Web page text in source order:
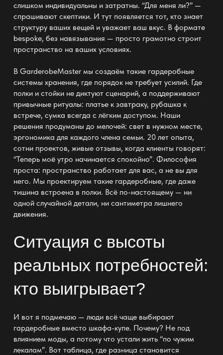
слишком индивидуальны и затратны. “Для меня ли?” —
спрашивают скептики. И тут появляется тот, кто знает
структуру ваших вещей и уважает ваш вкус. В формате
bespoke, без навязывания — просто грамотно строит
пространство на ваших условиях.
В GarderobeMaster мы создаём такие гардеробные
системы хранения, где порядок не требует усилий. Где
полки и стойкине диктуют сценарий, а поддерживают
привычные ритуалы: платье к завтраку, рубашка к
встрече, сумка всегда с лёгким доступом. Наши
решения продуманы до мелочей: свет в нужном месте,
эргономика для каждого члена семьи. 20 лет опыта,
сотни проектов, живые отзывы, когда клиенты говорят:
“Теперь моё утро начинается спокойно”. Философия
проста: пространство работает для вас, а не вы для
него. Мы проектируем такие гардеробные, где даже
тишина встроена в полки. Всё по-настоящему — ни
одной случайной детали, ни сантиметра лишнего
движения.
Ситуация с высоты
реальных потребностей:
кто выигрывает?
И вот я подмечаю — люди всё чаще выбирают
гардеробныевместо шкафа-купе. Почему? Не под
влиянием моды, а потому что устали жить “по чужим
лекалам”. Вот таблица, где разница становится